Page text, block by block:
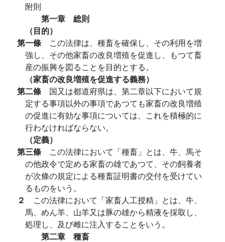
附則
第一章 総則
（目的）
第一條 この法律は、種畜を確保し、その利用を増
強し、その他家畜の改良増殖を促進し、もつて畜
産の振興を図ることを目的とする。
（家畜の改良増殖を促進する義務）
第二條 国又は都道府県は、第二章以下において規
定する事項以外の事項であつても家畜の改良増殖
の促進に有効な事項については、これを積極的に
行わなければならない。
（定義）
第三條 この法律において「種畜」とは、牛、馬そ
の他政令で定める家畜の雄であつて、その飼養者
が次條の規定による種畜証明書の交付を受けてい
るものをいう。
２ この法律において「家畜人工授精」とは、牛、
馬、めん羊、山羊又は豚の雄から精液を採取し、
処理し、及び雌に注入することをいう。
第二章 種畜